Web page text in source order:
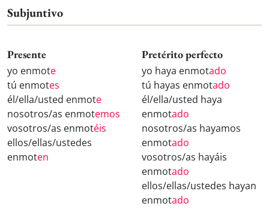
Subjuntivo
Presente
yo enmote
tú enmotes
él/ella/usted enmote
nosotros/as enmotemos
vosotros/as enmotéis
ellos/ellas/ustedes
enmoten
Pretérito perfecto
yo haya enmotado
tú hayas enmotado
él/ella/usted haya
enmotado
nosotros/as hayamos
enmotado
vosotros/as hayáis
enmotado
ellos/ellas/ustedes hayan
enmotado